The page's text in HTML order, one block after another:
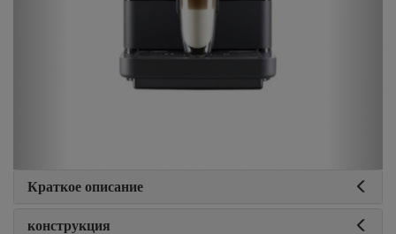
Краткое описание
конструкция